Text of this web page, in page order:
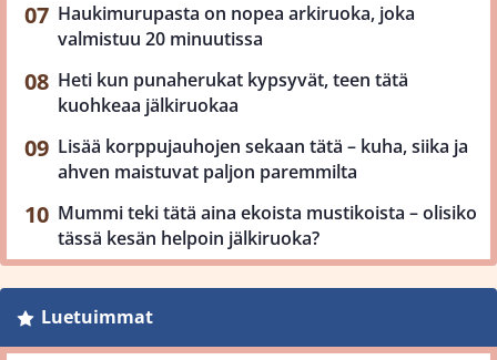
Haukimurupasta on nopea arkiruoka, joka
valmistuu 20 minuutissa
Heti kun punaherukat kypsyvät, teen tätä
kuohkeaa jälkiruokaa
Lisää korppujauhojen sekaan tätä – kuha, siika ja
ahven maistuvat paljon paremmilta
Mummi teki tätä aina ekoista mustikoista – olisiko
tässä kesän helpoin jälkiruoka?
Luetuimmat